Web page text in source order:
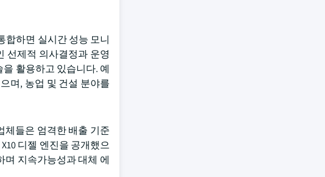
합하면 실시간 성능 모니
선제적 의사결정과 운영
활용하고 있습니다. 예
며, 농업 및 건설 분야를
체들은 엄격한 배출 기준
디젤 엔진을 공개했으
며 지속가능성과 대체 에